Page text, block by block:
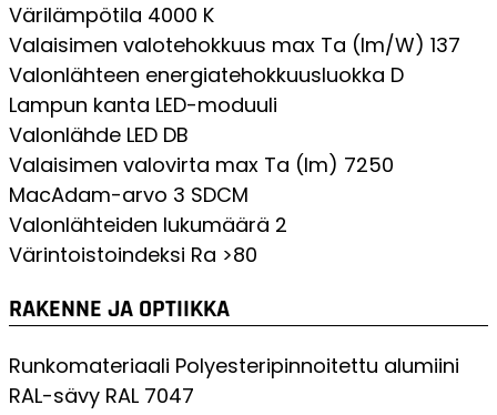
Värilämpötila 4000 K
Valaisimen valotehokkuus max Ta (lm/W) 137
Valonlähteen energiatehokkuusluokka D
Lampun kanta LED-moduuli
Valonlähde LED DB
Valaisimen valovirta max Ta (lm) 7250
MacAdam-arvo 3 SDCM
Valonlähteiden lukumäärä 2
Värintoistoindeksi Ra >80
RAKENNE JA OPTIIKKA
Runkomateriaali Polyesteripinnoitettu alumiini
RAL-sävy RAL 7047